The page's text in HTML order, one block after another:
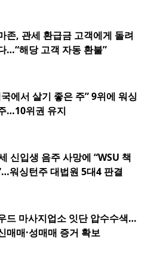
존, 관세 환급금 고객에게 돌려
…“해당 고객 자동 환불”
에서 살기 좋은 주” 9위에 워싱
…10위권 유지
신입생 음주 사망에 “WSU 책
워싱턴주 대법원 5대4 판결
드 마사지업소 잇단 압수수색…
매매·성매매 증거 확보